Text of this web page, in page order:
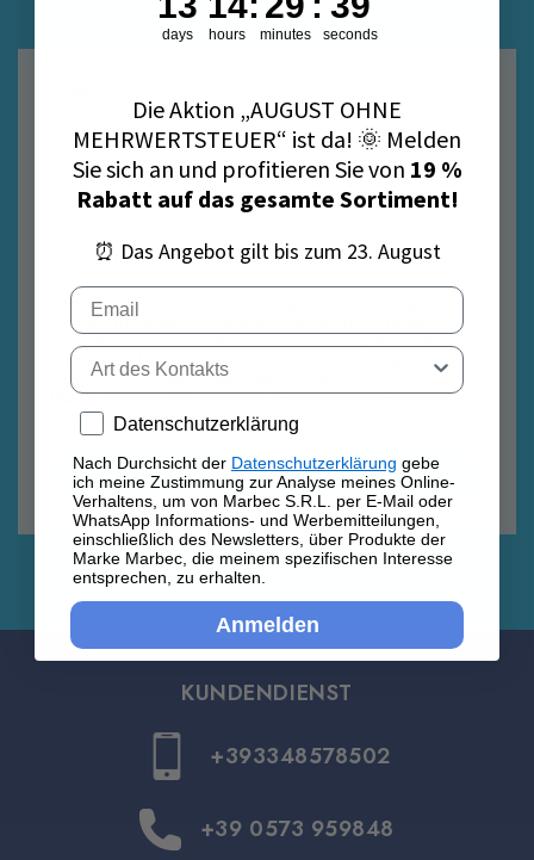
Datenschutzrichtlinie
Datenschutzrichtlinie
Nach Durchsicht der
gebe ich
meine Zustimmung zur Analyse meines Online-
WhatsApp Informations- und Werbemitteilungen,
einschließlich des Newsletters, über Produkte der
Marke Marbec, die meinem spezifischen Interesse
entsprechen, zu erhalten.
Anmelden
KUNDENDIENST
+393348578502
+39 0573 959848
days hours minutes seconds
Die Aktion „AUGUST OHNE
MEHRWERTSTEUER“ ist da! 🌞 Melden
Sie sich an und profitieren Sie von 19 %
Rabatt auf das gesamte Sortiment!
⏰ Das Angebot gilt bis zum 23. August
Email
Tipo di contatto
Privacy policy
Datenschutzerklärung
Nach Durchsicht der Datenschutzerklärung gebe
ich meine Zustimmung zur Analyse meines Online-
Verhaltens, um von Marbec S.R.L. per E-Mail oder
WhatsApp Informations- und Werbemitteilungen,
einschließlich des Newsletters, über Produkte der
Marke Marbec, die meinem spezifischen Interesse
entsprechen, zu erhalten.
Anmelden